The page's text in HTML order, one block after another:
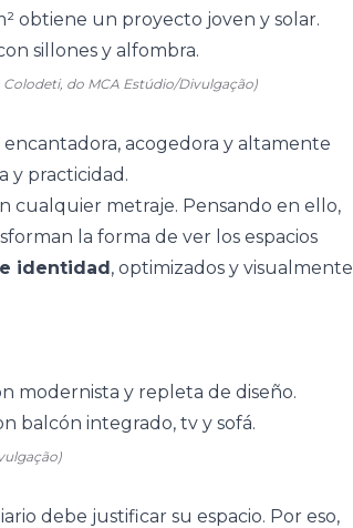
do MCA Estúdio/Divulgação)
acogedora y altamente
y practicidad.
cualquier metraje. Pensando en ello,
la forma de ver los espacios
identidad, optimizados y visualmente
debe justificar su espacio. Por eso,